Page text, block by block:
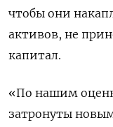
чтобы они
активов, не
капитал.
«По нашим
затронуты